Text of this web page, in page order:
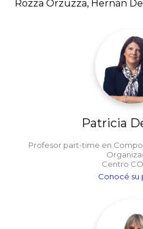
Patricia
Profesor part-time en
Centro
Conocé su
Rozza Orzuzza, Hernán